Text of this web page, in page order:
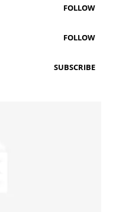
FOLLOW
FOLLOW
SUBSCRIBE